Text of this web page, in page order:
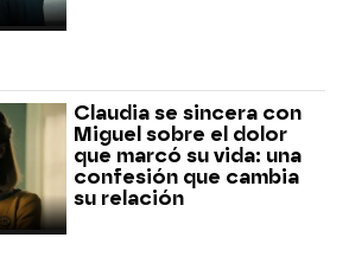
Claudia se sincera con
Miguel sobre el dolor
que marcó su vida: una
confesión que cambia
su relación